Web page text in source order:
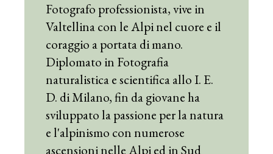
Fotografo professionista, vive in
Valtellina con le Alpi nel cuore e il
coraggio a portata di mano.
Diplomato in Fotografia
naturalistica e scientifica allo I. E.
D. di Milano, fin da giovane ha
sviluppato la passione per la natura
e l'alpinismo con numerose
ascensioni nelle Alpi ed in Sud